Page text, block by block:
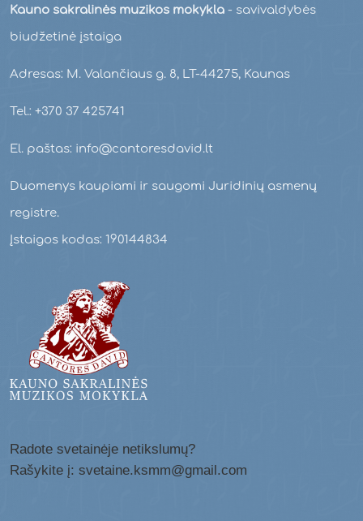
Kauno sakralinės muzikos mokykla - savivaldybės
biudžetinė įstaiga
Adresas: M. Valančiaus g. 8, LT-44275, Kaunas
Tel.: +370 37 425741
El. paštas: info@cantoresdavid.lt
Duomenys kaupiami ir saugomi Juridinių asmenų
registre.
Įstaigos kodas: 190144834
Radote svetainėje netikslumų?
Rašykite į: svetaine.ksmm@gmail.com